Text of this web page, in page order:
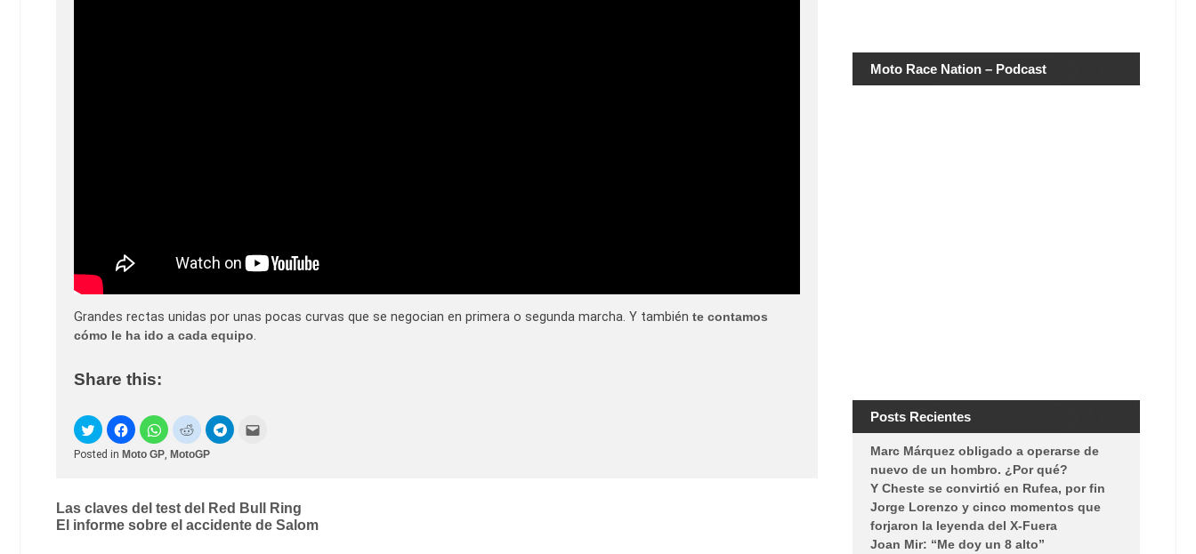
Grandes rectas unidas por unas pocas curvas que se negocian en primera o segunda marcha. Y también te contamos
cómo le ha ido a cada equipo.
Share this:
Posted in Moto GP, MotoGP
Post
navigation
Las claves del test del Red Bull Ring
El informe sobre el accidente de Salom
Moto Race Nation – Podcast
Posts Recientes
Marc Márquez obligado a operarse de
nuevo de un hombro. ¿Por qué?
Y Cheste se convirtió en Rufea, por fin
Jorge Lorenzo y cinco momentos que
forjaron la leyenda del X-Fuera
Joan Mir: “Me doy un 8 alto”